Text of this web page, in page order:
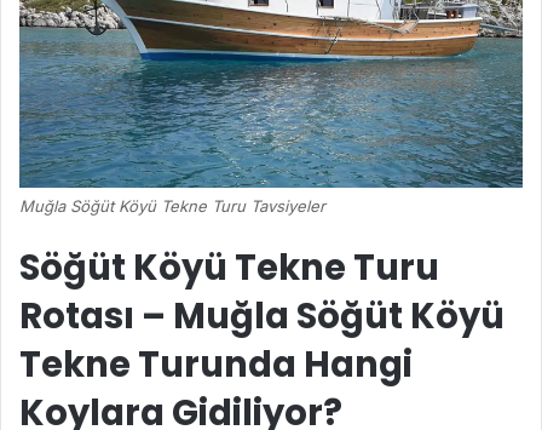
Muğla Söğüt Köyü Tekne Turu Tavsiyeler
Söğüt Köyü Tekne Turu
Rotası – Muğla Söğüt Köyü
Tekne Turunda Hangi
Koylara Gidiliyor?